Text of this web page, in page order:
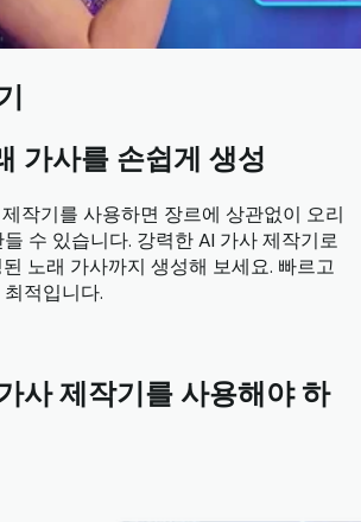
가사를 손쉽게 생성
작기를 사용하면 장르에 상관없이 오리
수 있습니다. 강력한 AI 가사 제작기로
노래 가사까지 생성해 보세요. 빠르고
적입니다.
사 제작기를 사용해야 하